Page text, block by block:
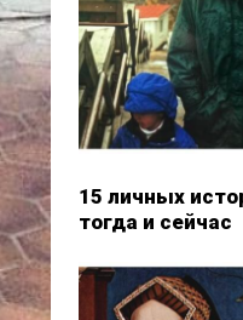
15 личных
тогда и сейчас